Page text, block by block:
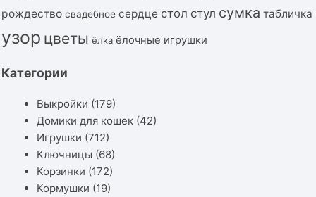
рождество свадебное сердце стол стул сумка табличка
узор цветы ёлка ёлочные игрушки
Категории
Выкройки (179)
Домики для кошек (42)
Игрушки (712)
Ключницы (68)
Корзинки (172)
Кормушки (19)